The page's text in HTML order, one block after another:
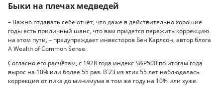
Быки на плечах медведей
– Важно отдавать себе отчёт, что даже в действительно хорошие
годы есть приличный шанс, что вам придется пережить коррекцию
на этом пути, – предупреждает инвесторов Бен Карлсон, автор блога
A Wealth of Common Sense.
Согласно его расчётам, с 1928 года индекс S&P500 по итогам года
вырос на 10% или более 55 раз. В 23 из этих 55 лет наблюдалась
коррекция от пика до минимума в том же году на 10% или хуже.